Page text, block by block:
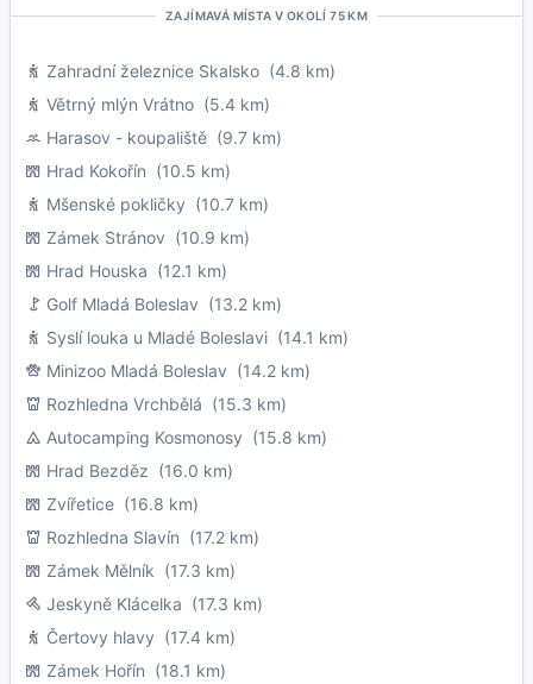
ZAJÍMAVÁ MÍSTA V OKOLÍ 75 KM
Zahradní železnice Skalsko (4.8 km)
Větrný mlýn Vrátno (5.4 km)
Harasov - koupaliště (9.7 km)
Hrad Kokořín (10.5 km)
Mšenské pokličky (10.7 km)
Zámek Stránov (10.9 km)
Hrad Houska (12.1 km)
Golf Mladá Boleslav (13.2 km)
Syslí louka u Mladé Boleslavi (14.1 km)
Minizoo Mladá Boleslav (14.2 km)
Rozhledna Vrchbělá (15.3 km)
Autocamping Kosmonosy (15.8 km)
Hrad Bezděz (16.0 km)
Zvířetice (16.8 km)
Rozhledna Slavín (17.2 km)
Zámek Mělník (17.3 km)
Jeskyně Klácelka (17.3 km)
Čertovy hlavy (17.4 km)
Zámek Hořín (18.1 km)